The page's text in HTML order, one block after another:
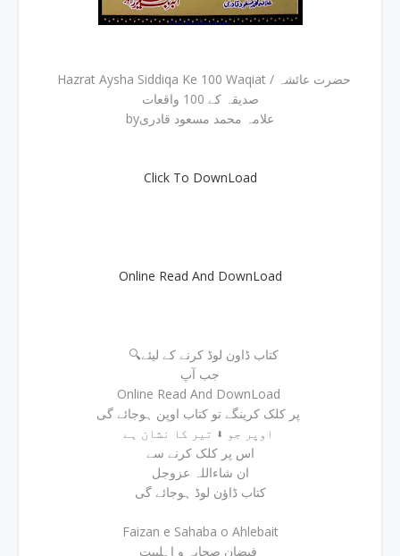
Hazrat Aysha Siddiqa Ke 100 Waqiat / حضرت عائشہ
صدیقہ کے 100 واقعات
byعلامہ محمد مسعود قادری
Click To DownLoad
Online Read And DownLoad
🔍کتاب ڈاون لوڈ کرنے کے لیئے
جب آپ
Online Read And DownLoad
اس پر کلک کرنے سے
ان شاءاللہ عزوجل
کتاب ڈاؤن لوڈ ہوجائے گی
Faizan e Sahaba o Ahlebait